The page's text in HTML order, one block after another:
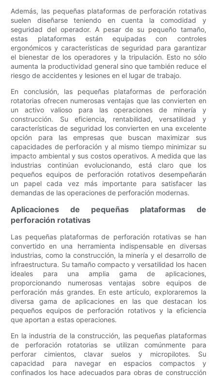
Además, las pequeñas plataformas de perforación rotativas
suelen diseñarse teniendo en cuenta la comodidad y
seguridad del operador. A pesar de su pequeño tamaño,
estas plataformas están equipadas con controles
ergonómicos y características de seguridad para garantizar
el bienestar de los operadores y la tripulación. Esto no sólo
aumenta la productividad general sino que también reduce el
riesgo de accidentes y lesiones en el lugar de trabajo.
En conclusión, las pequeñas plataformas de perforación
rotatorias ofrecen numerosas ventajas que las convierten en
un activo valioso para las operaciones de minería y
construcción. Su eficiencia, rentabilidad, versatilidad y
características de seguridad los convierten en una excelente
opción para las empresas que buscan maximizar sus
capacidades de perforación y al mismo tiempo minimizar su
impacto ambiental y sus costos operativos. A medida que las
industrias continúan evolucionando, está claro que los
pequeños equipos de perforación rotativos desempeñarán
un papel cada vez más importante para satisfacer las
demandas de las operaciones de perforación modernas.
Aplicaciones de pequeñas plataformas de
perforación rotativas
Las pequeñas plataformas de perforación rotativas se han
convertido en una herramienta indispensable en diversas
industrias, como la construcción, la minería y el desarrollo de
infraestructura. Su tamaño compacto y versatilidad los hacen
ideales para una amplia gama de aplicaciones,
proporcionando numerosas ventajas sobre equipos de
perforación más grandes. En este artículo, exploraremos la
diversa gama de aplicaciones en las que destacan los
pequeños equipos de perforación rotativos y la eficiencia
que aportan a estas operaciones.
En la industria de la construcción, las pequeñas plataformas
de perforación rotatorias se utilizan comúnmente para
perforar cimientos, clavar suelos y micropilotes. Su
capacidad para navegar en espacios compactos y
confinados los hace adecuados para obras de construcción